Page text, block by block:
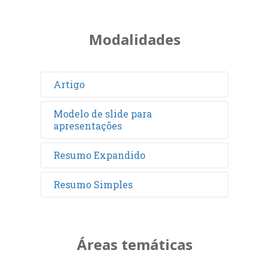
Modalidades
Artigo
Modelo de slide para
apresentações
Resumo Expandido
Resumo Simples
Áreas temáticas